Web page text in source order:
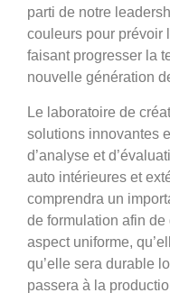
parti de notre
couleurs pour prévoir
faisant progresser la
nouvelle génération
Le laboratoire de
solutions innovantes
d’analyse et
auto intérieures et
comprendra un
de formulation afin
aspect uniforme,
qu’elle sera durable
passera à la